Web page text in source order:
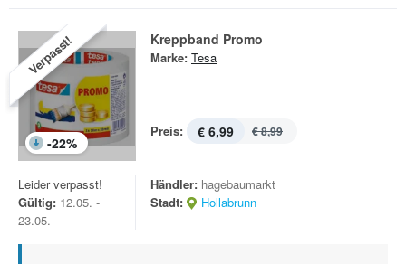
Verpasst!
-22%
Kreppband Promo
Marke: Tesa
Preis: € 6,99 € 8,99
Leider verpasst!
Gültig: 12.05. -
23.05.
Händler: hagebaumarkt
Stadt:
Hollabrunn